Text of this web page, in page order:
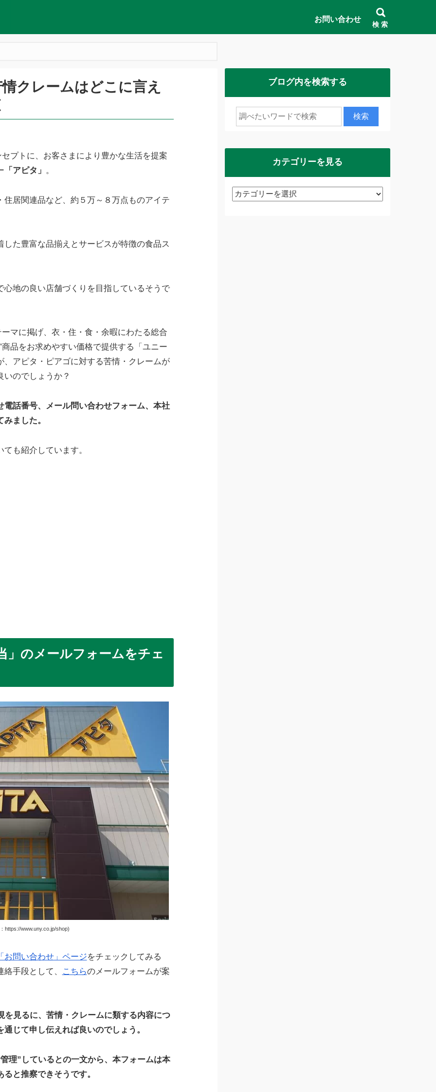
お問い合わせ
検 索
クレームはどこに言え
プトに、お客さまにより豊かな生活を提案
「アピタ」 。
居関連品など、約５万～８万点ものアイテ
た豊富な品揃えとサービスが特徴の食品ス
地の良い店舗づくりを目指しているそうで
マに掲げ、衣・住・食・余暇にわたる総合
品をお求めやすい価格で提供する「ユニー
アピタ・ピアゴに対する苦情・クレームが
のでしょうか？
話番号、メール問い合わせフォーム、本社
ました。
も紹介しています。
」のメールフォームをチェ
https://www.uny.co.jp/shop)
お問い合わせ」ページをチェックしてみる
手段として、
こちらのメールフォームが案
を見るに、苦情・クレームに類する内容につ
じて申し伝えれば良いのでしょう。
理”しているとの一文から、本フォームは本
と推察できそうです。
ブログ内を検索する
カテゴリーを見る
カ